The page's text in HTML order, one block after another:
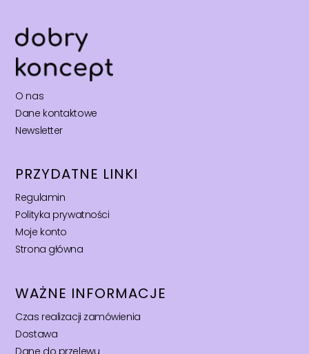
O nas
Dane kontaktowe
Newsletter
PRZYDATNE LINKI
Regulamin
Polityka prywatności
Moje konto
Strona główna
WAŻNE INFORMACJE
Czas realizacji zamówienia
Dostawa
Dane do przelewu